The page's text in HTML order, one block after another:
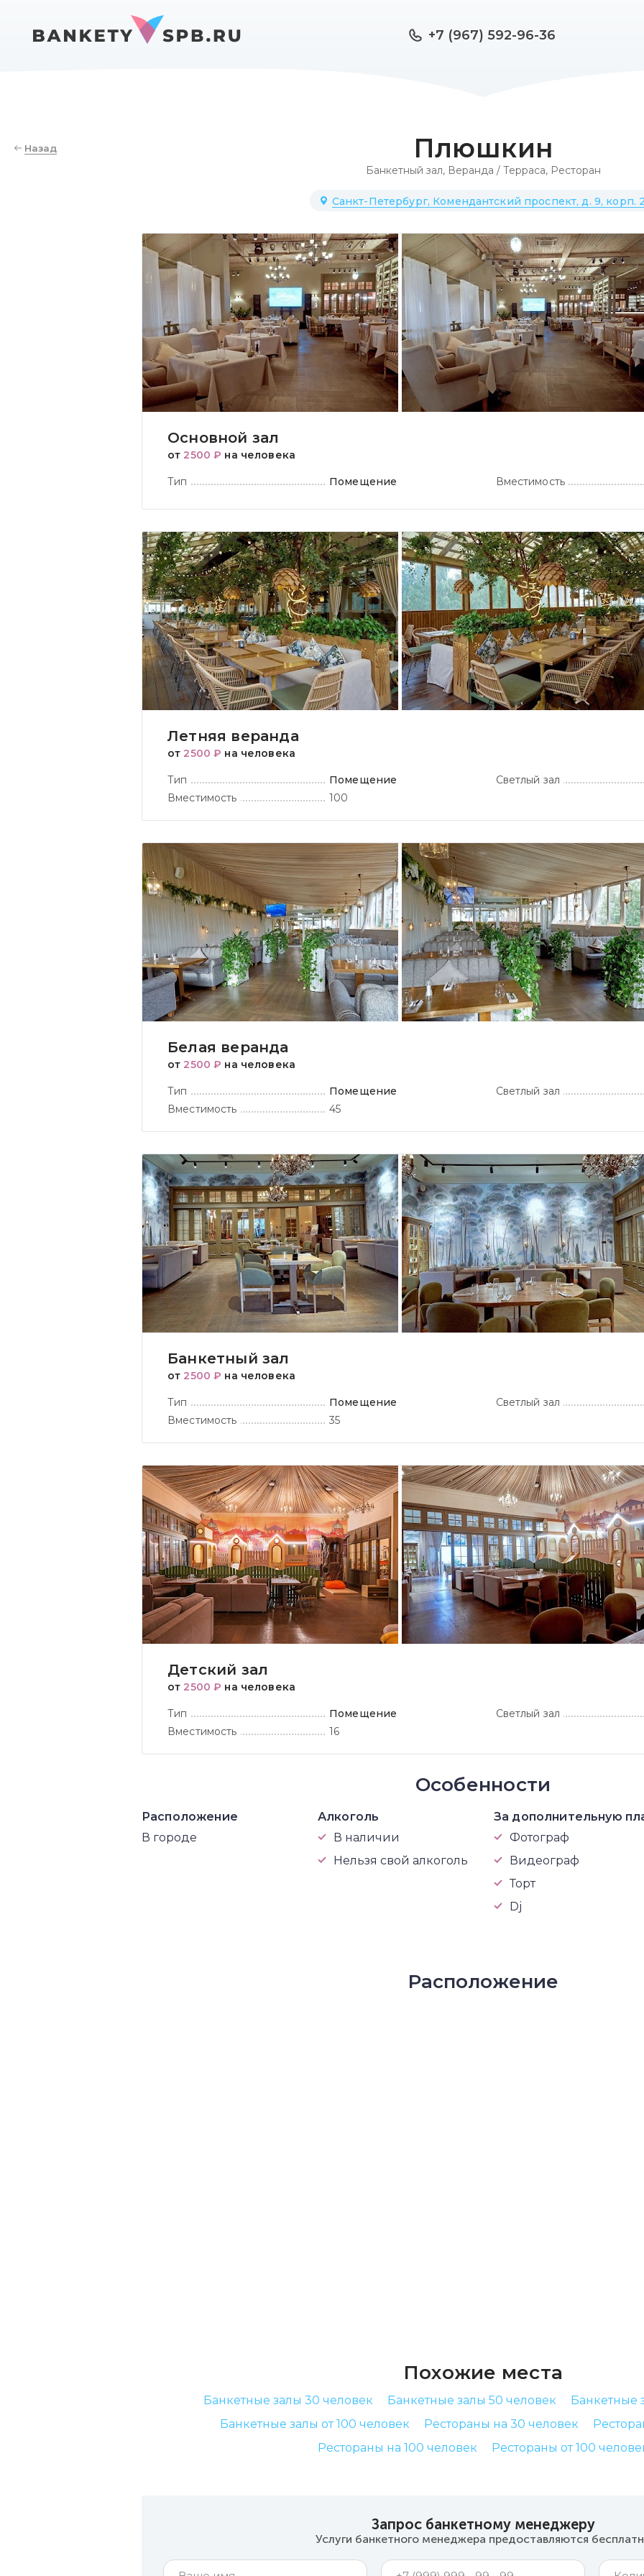
+7 (967) 592-96-36
Назад Плюшкин
Банкетный зал, Веранда / Терраса, Ресторан
Санкт-Петербург, Комендантский проспект, д. 9, корп.
Основной зал
от 2500 ₽ на человека
Тип Помещение Вместимость
Летняя веранда
от 2500 ₽ на человека
Тип
Помещение
Вместимость
100
Светлый зал
Белая веранда
от 2500 ₽ на человека
Тип
Помещение
Вместимость
45
Светлый зал
Банкетный зал
от 2500 ₽ на человека
Тип
Помещение
Вместимость
35
Светлый зал
Детский зал
от 2500 ₽ на человека
Тип
Помещение
Вместимость
16
Светлый зал
Особенности
Расположение
В городе
Алкоголь
В наличии
Нельзя свой алкоголь
За дополнительную
Фотограф
Видеограф
Торт
Dj
Расположение
Похожие места
Банкетные залы 30 человек Банкетные залы 50 человек
Банкетные
Банкетные залы от 100 человек
Рестораны на 30 человек
Рестораны на 100 человек
Рестораны от 100
Запрос банкетному менеджеру
Услуги банкетного менеджера предоставляются